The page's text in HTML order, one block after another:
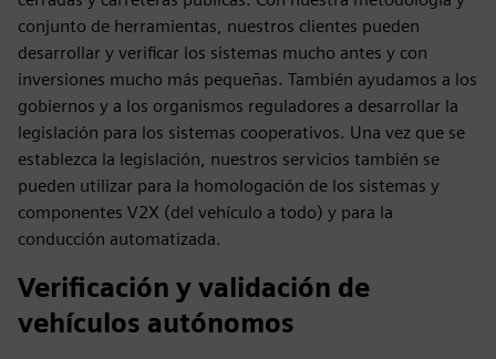
conjunto de herramientas, nuestros clientes pueden
desarrollar y verificar los sistemas mucho antes y con
inversiones mucho más pequeñas. También ayudamos a los
gobiernos y a los organismos reguladores a desarrollar la
legislación para los sistemas cooperativos. Una vez que se
establezca la legislación, nuestros servicios también se
pueden utilizar para la homologación de los sistemas y
componentes V2X (del vehículo a todo) y para la
conducción automatizada.
Verificación y validación de
vehículos autónomos